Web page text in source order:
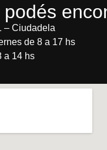
podés
– Ciudadela
de 8 a 17 hs
a 14 hs